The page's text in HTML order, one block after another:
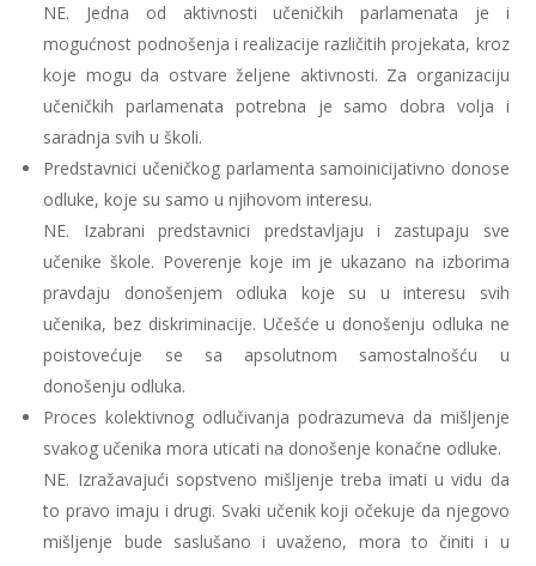
NE. Jedna od aktivnosti učeničkih parlamenata je i
mogućnost podnošenja i realizacije različitih projekata, kroz
koje mogu da ostvare željene aktivnosti. Za organizaciju
učeničkih parlamenata potrebna je samo dobra volja i
saradnja svih u školi.
Predstavnici učeničkog parlamenta samoinicijativno donose
odluke, koje su samo u njihovom interesu.
NE. Izabrani predstavnici predstavljaju i zastupaju sve
učenike škole. Poverenje koje im je ukazano na izborima
pravdaju donošenjem odluka koje su u interesu svih
učenika, bez diskriminacije. Učešće u donošenju odluka ne
poistovećuje se sa apsolutnom samostalnošću u
donošenju odluka.
Proces kolektivnog odlučivanja podrazumeva da mišljenje
svakog učenika mora uticati na donošenje konačne odluke.
NE. Izražavajući sopstveno mišljenje treba imati u vidu da
to pravo imaju i drugi. Svaki učenik koji očekuje da njegovo
mišljenje bude saslušano i uvaženo, mora to činiti i u